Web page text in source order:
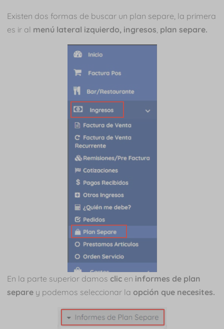
Existen dos formas de buscar un plan separe, la primera
es ir al menú lateral izquierdo, ingresos plan separe.
En la parte superior damos clic en informes de plan
separe y podemos seleccionar la opción que necesites.